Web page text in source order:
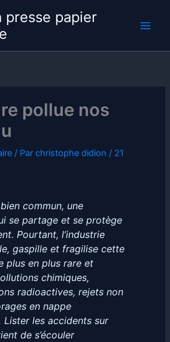
presse papier
pollue nos
/ Parchristophe didion / 21
bien commun, une
se partage et se protège
Pourtant, l’industrie
gaspille et fragilise cette
plus en plus rare et
chimiques,
radioactives, rejets non
en nappe
les accidents sur
de s’écouler